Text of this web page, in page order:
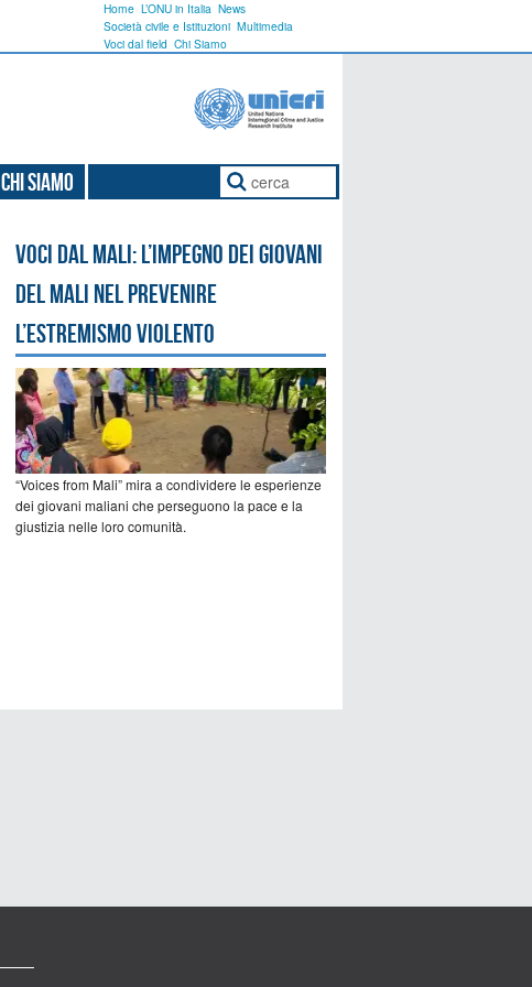
Home L’ONU in Italia News
Società civile e Istituzioni Multimedia
Voci dal field Chi Siamo
Chi Siamo
Voci dal Mali: l’impegno dei giovani
del Mali nel prevenire
l’estremismo violento
“Voices from Mali” mira a condividere le esperienze
dei giovani maliani che perseguono la pace e la
giustizia nelle loro comunità.